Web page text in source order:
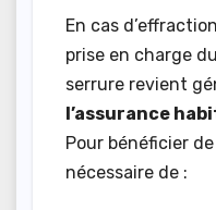
En cas
prise en charge
serrure revient
l’assurance
Pour bénéficier
nécessaire de :